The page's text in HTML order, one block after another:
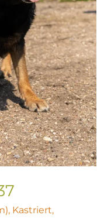
, Kastriert,